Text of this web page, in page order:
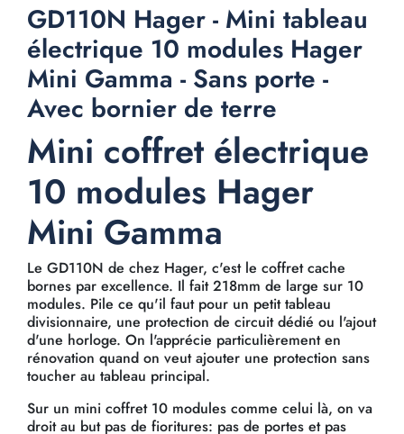
GD110N Hager - Mini tableau
électrique 10 modules Hager
Mini Gamma - Sans porte -
Avec bornier de terre
Mini coffret électrique
10 modules Hager
Mini Gamma
Le GD110N de chez Hager, c'est le coffret cache
bornes par excellence. Il fait 218mm de large sur 10
modules. Pile ce qu'il faut pour un petit tableau
divisionnaire, une protection de circuit dédié ou l'ajout
d'une horloge. On l'apprécie particulièrement en
rénovation quand on veut ajouter une protection sans
toucher au tableau principal.
Sur un mini coffret 10 modules comme celui là, on va
droit au but pas de fioritures: pas de portes et pas